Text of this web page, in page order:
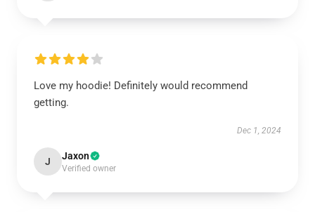
Love my hoodie! Definitely would recommend
getting.
Dec 1, 2024
J Jaxon
Verified owner